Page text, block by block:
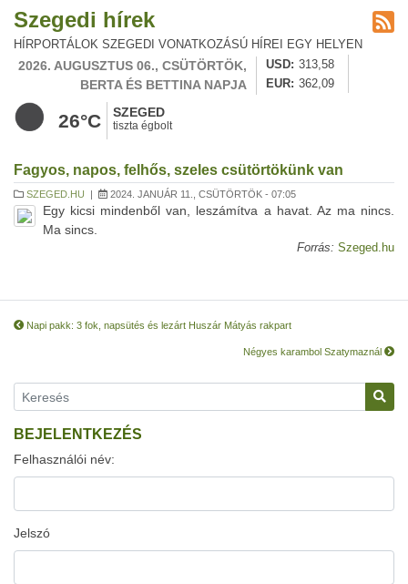
Szegedi hírek
HÍRPORTÁLOK SZEGEDI VONATKOZÁSÚ HÍREI EGY HELYEN
2026. AUGUSZTUS 06., CSÜTÖRTÖK,
BERTA ÉS BETTINA NAPJA
USD
313,58
EUR
362,09
26°C SZEGED
tiszta égbolt
Fagyos, napos, felhős, szeles csütörtökünk van
SZEGED.HU | 2024. JANUÁR 11., CSÜTÖRTÖK - 07:05
Egy kicsi mindenből van, leszámítva a havat. Az ma nincs.
Ma sincs.
Forrás: Szeged.hu
Napi pakk: 3 fok, napsütés és lezárt Huszár Mátyás rakpart
Négyes karambol Szatymaznál
BEJELENTKEZÉS
Felhasználói név:
Jelszó